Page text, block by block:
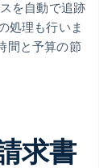
を自動で追跡
処理も行いま
間と予算の節
求書